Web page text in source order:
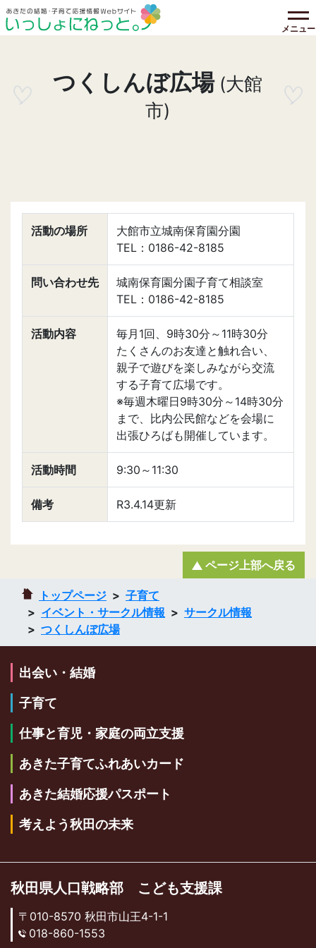
メニュー
つくしんぼ広場 (大館
市)
活動の場所
大館市立城南保育園分園
TEL：0186-42-8185
問い合わせ先
城南保育園分園子育て相談室
TEL：0186-42-8185
活動内容
毎月1回、9時30分～11時30分
たくさんのお友達と触れ合い、
親子で遊びを楽しみながら交流
する子育て広場です。
※毎週木曜日9時30分～14時30分
まで、比内公民館などを会場に
出張ひろばも開催しています。
活動時間 9:30～11:30
備考 R3.4.14更新
トップページ
子育て
イベント・サークル情報
サークル情報
つくしんぼ広場
ページ上部へ戻る
出会い・結婚
子育て
仕事と育児・家庭の両立支援
あきた子育てふれあいカード
あきた結婚応援パスポート
考えよう秋田の未来
秋田県人口戦略部 こども支援課
〒010-8570 秋田市山王4-1-1
018-860-1553